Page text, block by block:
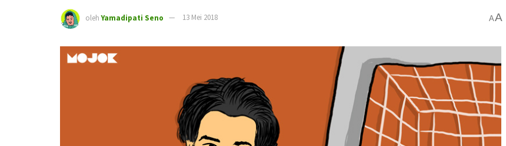
oleh Yamadipati Seno 13 Mei 2018 AA